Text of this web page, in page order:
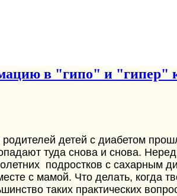
в "гипо" и "гипер"
детей с диабетом
туда снова и снова.
подростков с сахарным
с мамой. Что делать, когда
таких практических